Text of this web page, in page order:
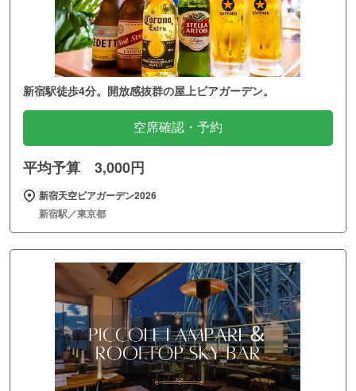
新宿駅徒歩4分。開放感抜群の屋上ビアガーデン。
空席確認・予約
平均予算 3,000円
新宿天空ビアガーデン2026
新宿駅／東京都